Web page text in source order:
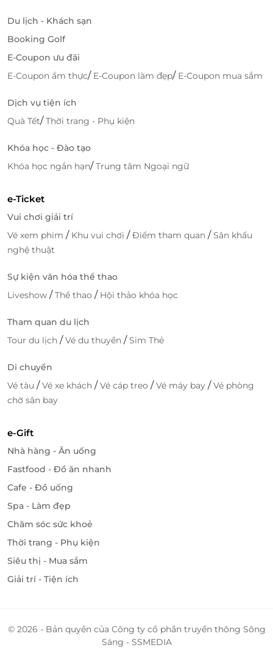
Du lịch - Khách sạn
Booking Golf
E-Coupon ưu đãi
E-Coupon ẩm thực/ E-Coupon làm đẹp/ E-Coupon mua sắm
Dịch vụ tiện ích
Quà Tết/Thời trang - Phụ kiện
Khóa học - Đào tạo
Khóa học ngắn hạn/Trung tâm Ngoại ngữ
e-Ticket
Vui chơi giải trí
Vé xem phim / Khu vui chơi /Điểm tham quan /Sân khấu
nghệ thuật
Sự kiện văn hóa thể thao
Liveshow /Thể thao / Hội thảo khóa học
Tham quan du lịch
Tour du lịch /Vé du thuyền /Sim Thẻ
Di chuyển
Vé tàu /Vé xe khách /Vé cáp treo /Vé máy bay /Vé phòng
chờ sân bay
e-Gift
Nhà hàng - Ăn uống
Fastfood - Đồ ăn nhanh
Cafe - Đồ uống
Spa - Làm đẹp
Chăm sóc sức khoẻ
Thời trang - Phụ kiện
Siêu thị - Mua sắm
Giải trí - Tiện ích
© 2026 - Bản quyền của Công ty cổ phần truyền thông Sông
Sáng - SSMEDIA